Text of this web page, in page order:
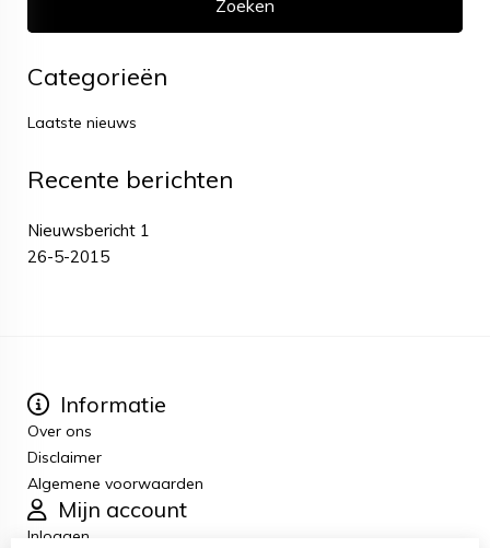
Categorieën
Laatste nieuws
Recente berichten
Nieuwsbericht 1
26-5-2015
Informatie
Over ons
Disclaimer
Algemene voorwaarden
Mijn account
Inloggen